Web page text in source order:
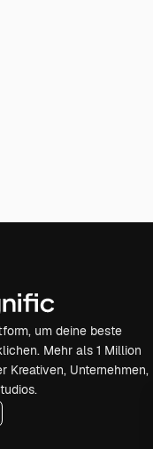
um deine beste
Mehr als 1 Million
Kreativen, Unternehmen,